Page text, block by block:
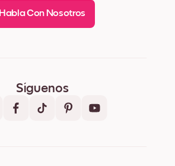
Habla Con Nosotros
Síguenos